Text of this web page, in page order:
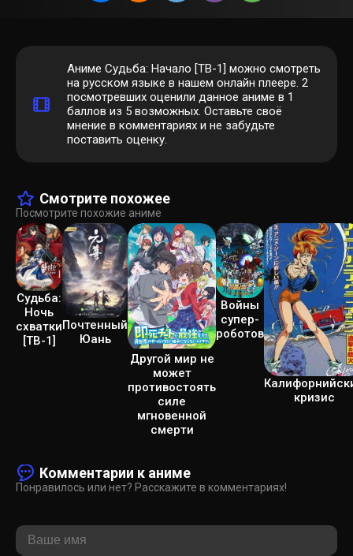
Аниме Судьба: Начало [ТВ-1] можно смотреть
на русском языке в нашем онлайн плеере. 2
посмотревших оценили данное аниме в 1
баллов из 5 возможных. Оставьте своё
мнение в комментариях и не забудьте
поставить оценку.
Смотрите похожее
Посмотрите похожие аниме
Судьба:
Ночь
схватки
[ТВ-1]
Почтенный
Юань
Другой мир не
может
противостоять
силе
мгновенной
смерти
Войны
супер-
роботов
кризис
Комментарии к аниме
Понравилось или нет? Расскажите в комментариях!